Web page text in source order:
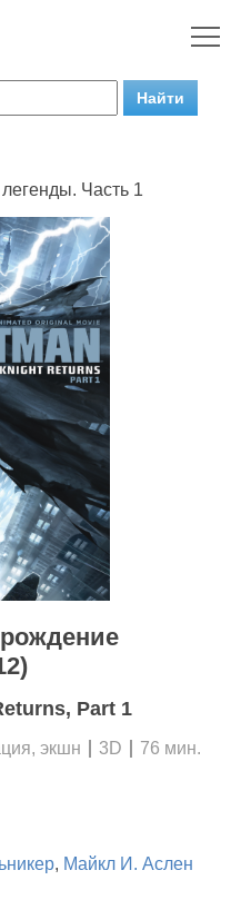
Часть 1
Part 1
экшн 3D
76 мин.
, Майкл И. Аслен